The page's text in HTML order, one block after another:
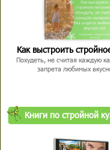
Как выстроить
Похудеть, не считая каждую
запрета любимых
Книги по стройной